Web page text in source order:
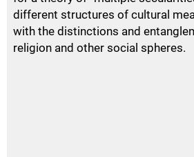
different structures of cultural
with the distinctions and
religion and other social spheres.